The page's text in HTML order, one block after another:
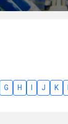
G H J K